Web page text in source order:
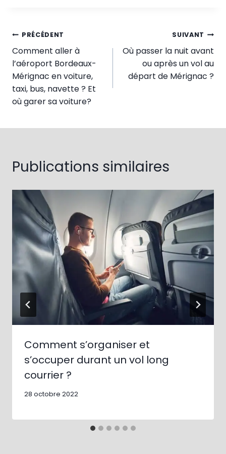
Navigation
de
l’article
PRÉCÉDENT
Comment aller à
l’aéroport Bordeaux-
Mérignac en voiture,
taxi, bus, navette ? Et
où garer sa voiture?
SUIVANT
Où passer la nuit avant
ou après un vol au
départ de Mérignac ?
Publications similaires
Comment s’organiser et
s’occuper durant un vol long
courrier ?
28 octobre 2022